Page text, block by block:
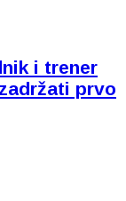
i trener
prvo